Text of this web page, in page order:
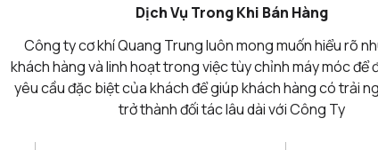
Dịch Vụ Trong Khi Bán Hàng
Công ty cơ khí Quang Trung luôn mong muốn hiểu rõ
khách hàng và linh hoạt trong việc tùy chỉnh máy móc để
yêu cầu đặc biệt của khách để giúp khách hàng có trải
trở thành đối tác lâu dài với Công Ty